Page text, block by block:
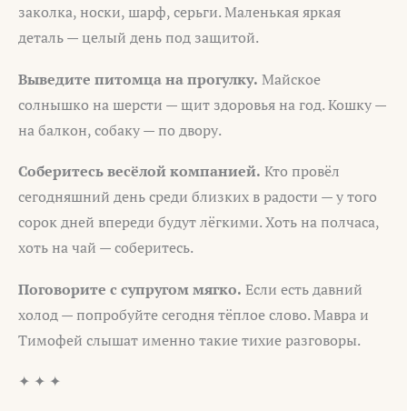
заколка, носки, шарф, серьги. Маленькая яркая
деталь — целый день под защитой.
Выведите питомца на прогулку. Майское
солнышко на шерсти — щит здоровья на год. Кошку —
на балкон, собаку — по двору.
Соберитесь весёлой компанией. Кто провёл
сегодняшний день среди близких в радости — у того
сорок дней впереди будут лёгкими. Хоть на полчаса,
хоть на чай — соберитесь.
Поговорите с супругом мягко. Если есть давний
холод — попробуйте сегодня тёплое слово. Мавра и
Тимофей слышат именно такие тихие разговоры.
✦ ✦ ✦